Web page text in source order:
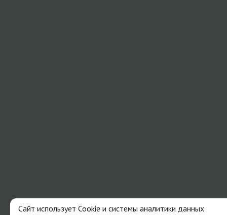
Сайт использует Cookie и системы аналитики данных